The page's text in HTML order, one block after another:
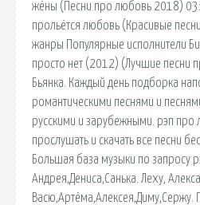
жёны (Песни про любовь 2018)
прольётся любовь (Красивые
жанры Популярные исполнители
просто нет (2012) (Лучшие песни
Бьянка. Каждый день подборка
романтическими песнями и
русскими и зарубежными. рэп
прослушать и скачать все песни
Большая база музыки по запросу
Андрея,Дениса,Санька. Леху,
Васю,Артёма,Алексея,Диму,Сержу.